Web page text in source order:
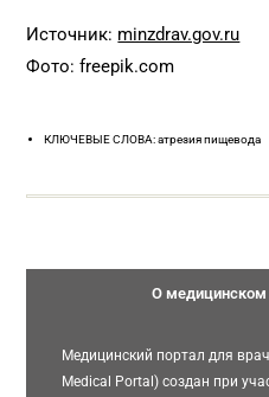
Источник: minzdrav.gov.ru
Фото: freepik.com
КЛЮЧЕВЫЕ СЛОВА: атрезия пищевода
О медицинском
Медицинский портал для
Medical Portal) создан при